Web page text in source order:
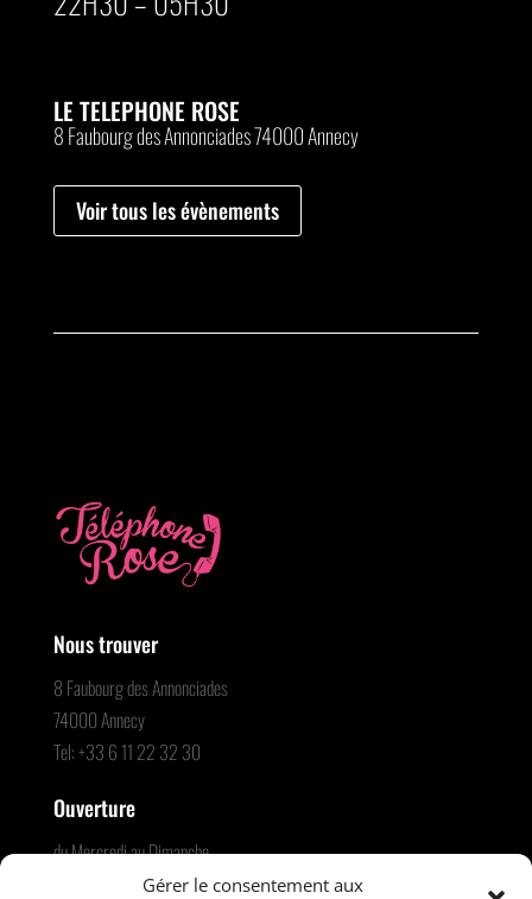
Gérer le consentement aux
LE TELEPHONE ROSE
8 Faubourg des Annonciades 74000 Annecy
Voir tous les évènements
Nous trouver
8 Faubourg des Annonciades
74000 Annecy
Tel: +33 6 11 22 32 30
Ouverture
du Mercredi au Dimanche
23h30 – 05h30